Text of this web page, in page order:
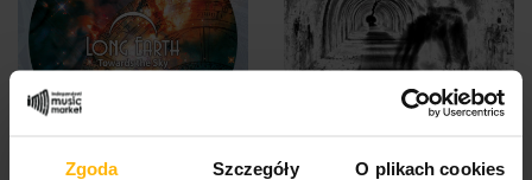
Zgoda Szczegóły O plikach cookies